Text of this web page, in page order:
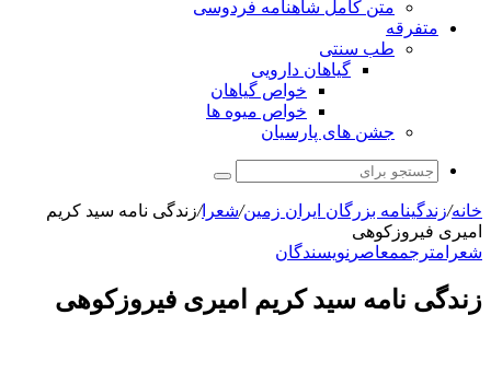
متن کامل شاهنامه فردوسی
متفرقه
طب سنتی
گیاهان دارویی
خواص گیاهان
خواص میوه ها
جشن های پارسیان
جستجو
برای
خانه/زندگینامه بزرگان ایران زمین/شعرا/زندگی نامه سید کریم
امیری فیروزکوهی
شعرا مترجممعاصر نویسندگان
زندگی نامه سید کریم امیری فیروزکوهی